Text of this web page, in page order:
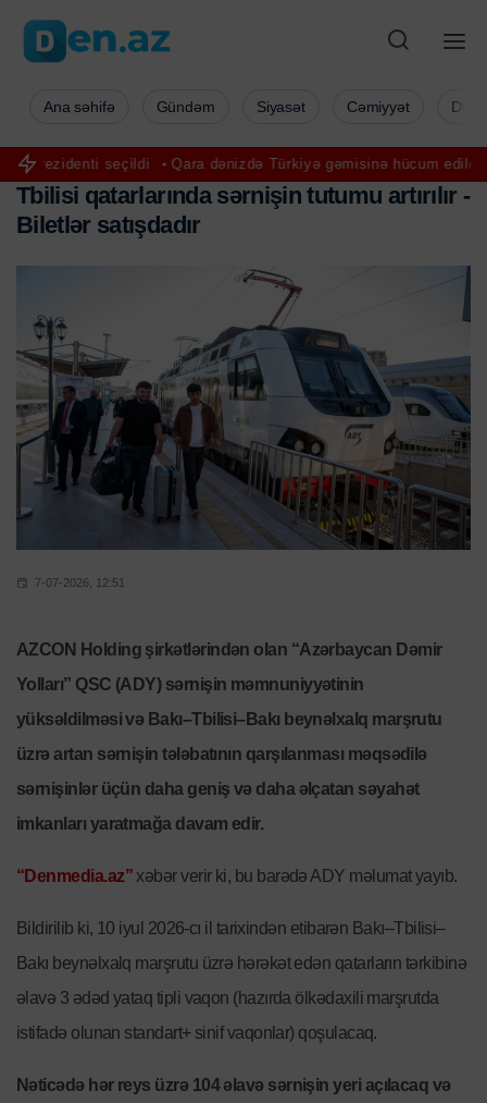
Qara dənizdə Türkiyə gəmisinə hücum edildi ABŞ-nin maliyyə
Ana səhifə Gündəm Siyasət Cəmiyyət
Tbilisi qatarlarında sərnişin tutumu artırılır -
Biletlər satışdadır
7-07-2026, 12:51
AZCON Holding şirkətlərindən olan “Azərbaycan Dəmir
Yolları” QSC (ADY) sərnişin məmnuniyyətinin
yüksəldilməsi və Bakı–Tbilisi–Bakı beynəlxalq marşrutu
üzrə artan sərnişin tələbatının qarşılanması məqsədilə
sərnişinlər üçün daha geniş və daha əlçatan səyahət
imkanları yaratmağa davam edir.
“Denmedia.az”xəbər verir ki, bu barədə ADY məlumat yayıb.
Bildirilib ki, 10 iyul 2026-cı il tarixindən etibarən Bakı–Tbilisi–
Bakı beynəlxalq marşrutu üzrə hərəkət edən qatarların tərkibinə
əlavə 3 ədəd yataq tipli vaqon (hazırda ölkədaxili marşrutda
istifadə olunan standart+ sinif vaqonlar) qoşulacaq.
Nəticədə hər reys üzrə 104 əlavə sərnişin yeri açılacaq və